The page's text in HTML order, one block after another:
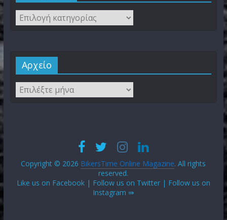
Αρχείο
Copyright © 2026 BikersTime Online Magazine. All rights
reserved.
Like us on Facebook | Follow us on Twitter | Follow us on
Instagram ⇛